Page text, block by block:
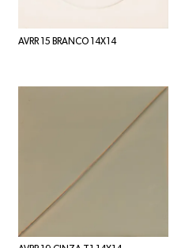
AVRR 15 BRANCO 14X14